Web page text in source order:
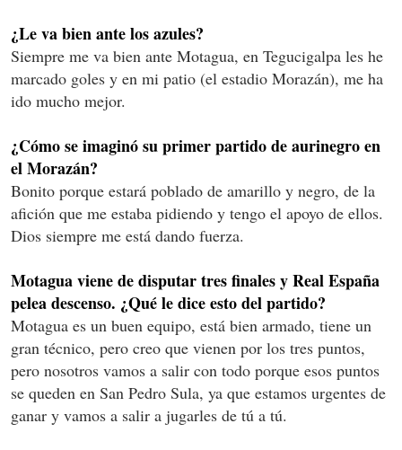
¿Le va bien ante los azules?
Siempre me va bien ante Motagua, en Tegucigalpa les he
marcado goles y en mi patio (el estadio Morazán), me ha
ido mucho mejor.
¿Cómo se imaginó su primer partido de aurinegro en
el Morazán?
Bonito porque estará poblado de amarillo y negro, de la
afición que me estaba pidiendo y tengo el apoyo de ellos.
Dios siempre me está dando fuerza.
Motagua viene de disputar tres finales y Real España
pelea descenso. ¿Qué le dice esto del partido?
Motagua es un buen equipo, está bien armado, tiene un
gran técnico, pero creo que vienen por los tres puntos,
pero nosotros vamos a salir con todo porque esos puntos
se queden en San Pedro Sula, ya que estamos urgentes de
ganar y vamos a salir a jugarles de tú a tú.